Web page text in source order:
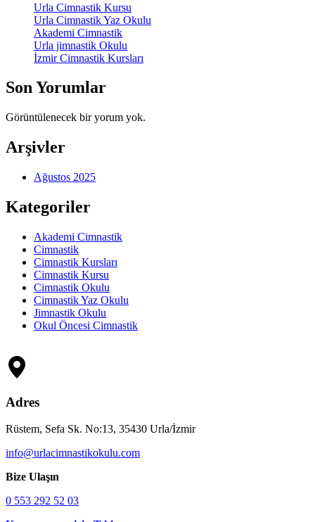
Urla Cimnastik Kursu
Urla Cimnastik Yaz Okulu
Akademi Cimnastik
Urla jimnastik Okulu
İzmir Cimnastik Kursları
Son Yorumlar
Görüntülenecek bir yorum yok.
Arşivler
Ağustos 2025
Kategoriler
Akademi Cimnastik
Cimnastik
Cimnastik Kursları
Cimnastik Kursu
Cimnastik Okulu
Cimnastik Yaz Okulu
Jimnastik Okulu
Okul Öncesi Cimnastik
Adres
Rüstem, Sefa Sk. No:13, 35430 Urla/İzmir
info@urlacimnastikokulu.com
Bize Ulaşın
0 553 292 52 03